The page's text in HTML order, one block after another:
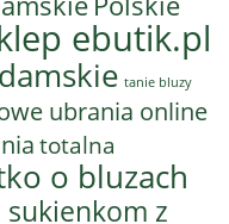
ebutik.pl
tanie bluzy
ubrania online
totalna
o bluzach
z